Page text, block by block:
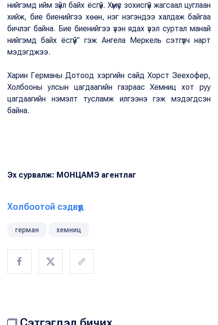
нийгэмд ийм зүйл байх ёсгүй. Хүмүүс зохисгүй жагсаал цуглаан
хийж, бие биенийгээ хөөн, нэг нэгэндээ халдаж байгаа
бичлэг байна. Бие биенийгээ үзэн ядах үзэл суртал манай
нийгэмд байх ёсгүй” гэж Ангела Меркель сэтгүүлч нарт
мэдэгджээ.
Харин Германы Дотоод хэргийн сайд Хорст Зеехофер,
Холбооны улсын цагдаагийн газраас Хемниц хот руу
цагдаагийн нэмэлт тусламж илгээнэ гэж мэдэгдсэн
байна.
Эх сурвалж: МОНЦАМЭ агентлаг
Холбоотой сэдвүүд
герман хемниц